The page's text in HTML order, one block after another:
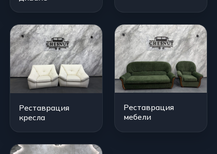
Реставрация
кресла
Реставрация
мебели